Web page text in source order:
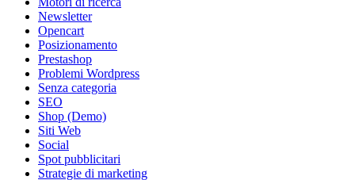
Newsletter
Opencart
Posizionamento
Prestashop
Problemi Wordpress
Senza categoria
SEO
Shop (Demo)
Siti Web
Social
Spot pubblicitari
Strategie di marketing